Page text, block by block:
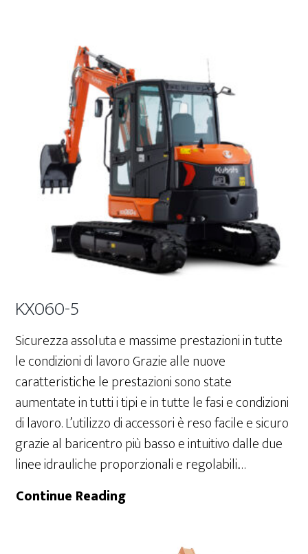
KX060-5
Sicurezza assoluta e massime prestazioni in tutte
le condizioni di lavoro Grazie alle nuove
caratteristiche le prestazioni sono state
aumentate in tutti i tipi e in tutte le fasi e condizioni
di lavoro. L’utilizzo di accessori è reso facile e sicuro
grazie al baricentro più basso e intuitivo dalle due
linee idrauliche proporzionali e regolabili.…
Continue ReadingKX060-